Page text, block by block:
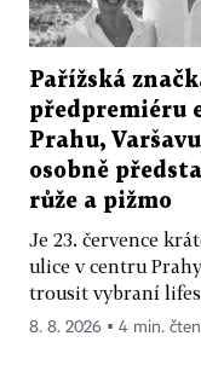
Pařížská
předpremiéru
Prahu,
osobně
růže a pižmo
Je 23. července
ulice v centru
trousit vybraní
8. 8. 2026 ▪ 4 min.